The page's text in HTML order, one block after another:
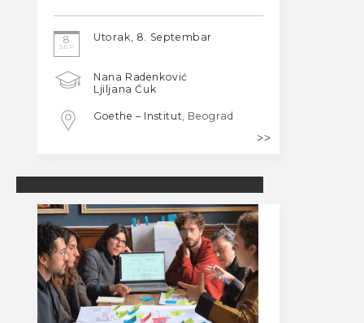
8
SEP
Utorak, 8. Septembar
Nana Radenković
Ljiljana Ćuk
Goethe – Institut , Beograd